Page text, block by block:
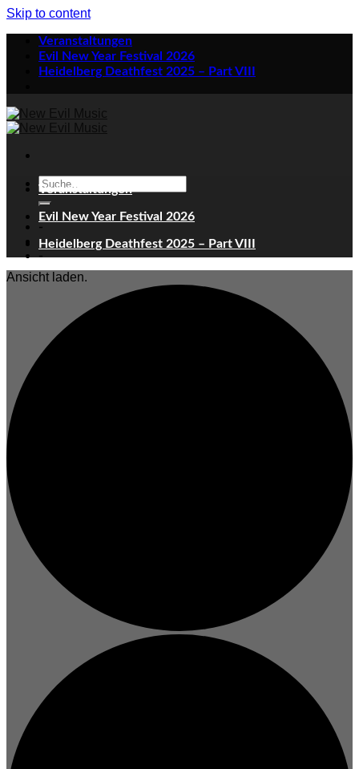
Skip to content
Veranstaltungen
Evil New Year Festival 2026
Heidelberg Deathfest 2025 – Part VIII
-
-
Veranstaltungen
Evil New Year Festival 2026
Heidelberg Deathfest 2025 – Part VIII
Ansicht laden.